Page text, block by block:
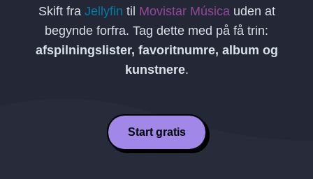
Skift fra Jellyfin til Movistar Músicauden at
begynde forfra. Tag dette med på få trin:
afspilningslister, favoritnumre, album og
kunstnere.
Start gratis